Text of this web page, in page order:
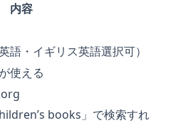
内容
語・イギリス英語選択可）
使える
books」で検索すれ